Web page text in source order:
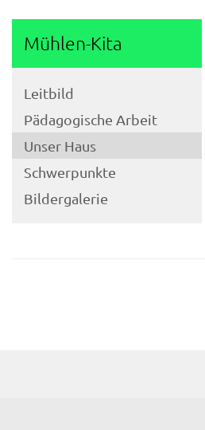
Mühlen-Kita
Leitbild
Pädagogische Arbeit
Unser Haus
Schwerpunkte
Bildergalerie